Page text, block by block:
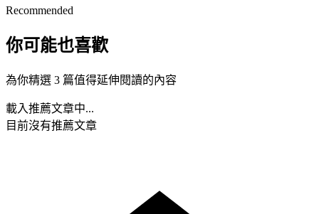
Recommended
你可能也喜歡
為你精選 3 篇值得延伸閱讀的內容
載入推薦文章中...
目前沒有推薦文章